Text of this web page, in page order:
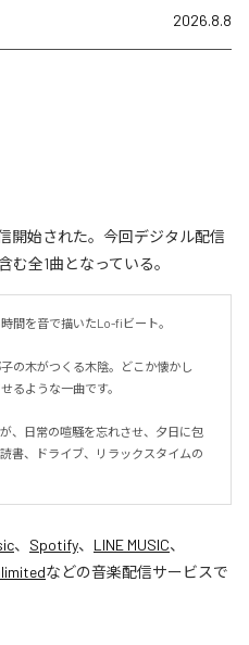
2026.8.8
信開始された。今回デジタル配信
む全1曲となっている。
間を音で描いたLo-fiビート。
の木がつくる木陰。どこか懐かし
るような一曲です。
、日常の喧騒を忘れさせ、夕日に包
書、ドライブ、リラックスタイムの
、 Spotify、 LINE MUSIC、
などの音楽配信サービスで